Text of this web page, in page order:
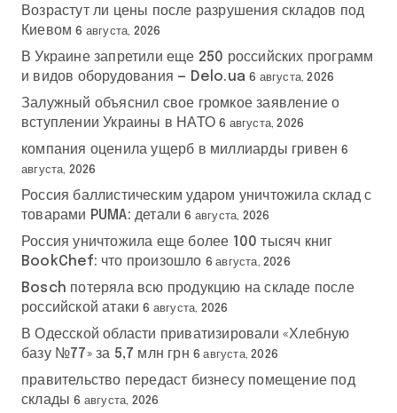
Возрастут ли цены после разрушения складов под
Киевом 6 августа, 2026
В Украине запретили еще 250 российских программ
и видов оборудования — Delo.ua 6 августа, 2026
Залужный объяснил свое громкое заявление о
вступлении Украины в НАТО 6 августа, 2026
компания оценила ущерб в миллиарды гривен 6
августа, 2026
Россия баллистическим ударом уничтожила склад с
товарами PUMA: детали 6 августа, 2026
Россия уничтожила еще более 100 тысяч книг
BookChef: что произошло 6 августа, 2026
Bosch потеряла всю продукцию на складе после
российской атаки 6 августа, 2026
В Одесской области приватизировали «Хлебную
базу №77» за 5,7 млн грн 6 августа, 2026
правительство передаст бизнесу помещение под
склады 6 августа, 2026